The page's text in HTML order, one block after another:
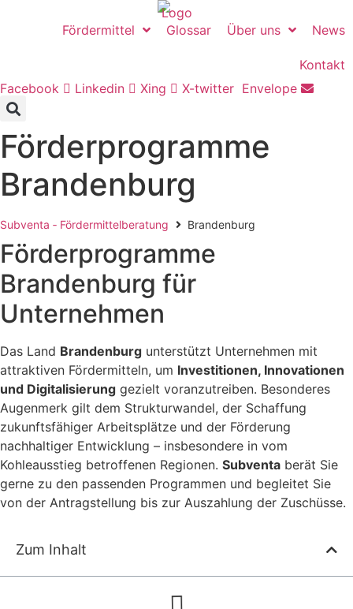
Fördermittel Glossar Über uns News
Kontakt
Facebook
Linkedin Xing X-twitter Envelope
Förderprogramme
Brandenburg
Subventa ‐ Fördermittelberatung Brandenburg
Förderprogramme
Brandenburg für
Unternehmen
Das Land Brandenburg unterstützt Unternehmen mit
attraktiven Fördermitteln, um Investitionen, Innovationen
und Digitalisierung gezielt voranzutreiben. Besonderes
Augenmerk gilt dem Strukturwandel, der Schaffung
zukunftsfähiger Arbeitsplätze und der Förderung
nachhaltiger Entwicklung – insbesondere in vom
Kohleausstieg betroffenen Regionen. Subventa berät Sie
gerne zu den passenden Programmen und begleitet Sie
von der Antragstellung bis zur Auszahlung der Zuschüsse.
Zum Inhalt